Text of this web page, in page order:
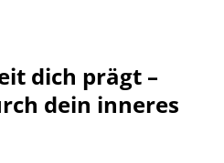
dich prägt –
dein inneres